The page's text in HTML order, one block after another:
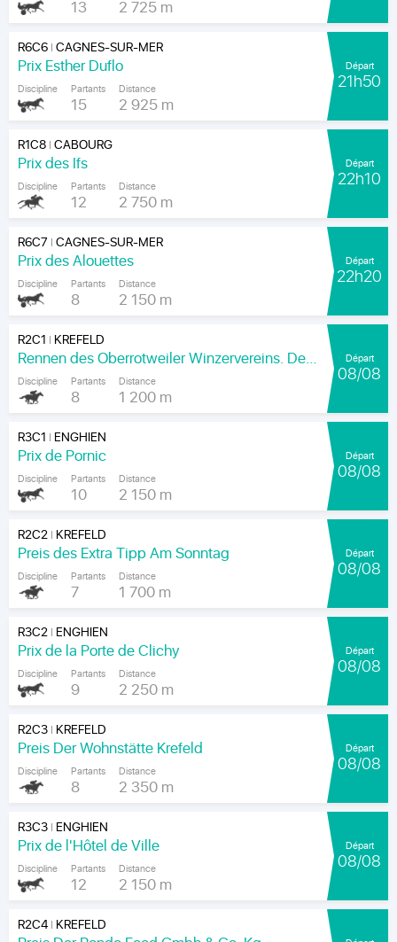
13 2 725 m
R6C6|CAGNES-SUR-MER
Prix Esther Duflo
Discipline Partants
15
Distance
2 925 m
Départ
21h50
R1C8|CABOURG
Prix des Ifs
Discipline Partants
12
Distance
2 750 m
Départ
22h10
R6C7 |CAGNES-SUR-MER
Prix des Alouettes
Discipline Partants
8
Distance
2 150 m
Départ
22h20
R2C1 | KREFELD
Rennen des Oberrotweiler Winzervereins. Der Klassiker Am Kaiser.
Discipline Partants
8
Distance
1 200 m
Départ
08/08
R3C1 | ENGHIEN
Prix de Pornic
Discipline Partants
10
Distance
2 150 m
Départ
08/08
R2C2| KREFELD
Preis des Extra Tipp Am Sonntag
Discipline Partants
7
Distance
1 700 m
Départ
08/08
R3C2| ENGHIEN
Prix de la Porte de Clichy
Discipline Partants
9
Distance
2 250 m
Départ
08/08
R2C3| KREFELD
Preis Der Wohnstätte Krefeld
Discipline Partants
8
Distance
2 350 m
Départ
08/08
R3C3| ENGHIEN
Prix de l'Hôtel de Ville
Discipline Partants
12
Distance
2 150 m
Départ
08/08
R2C4| KREFELD